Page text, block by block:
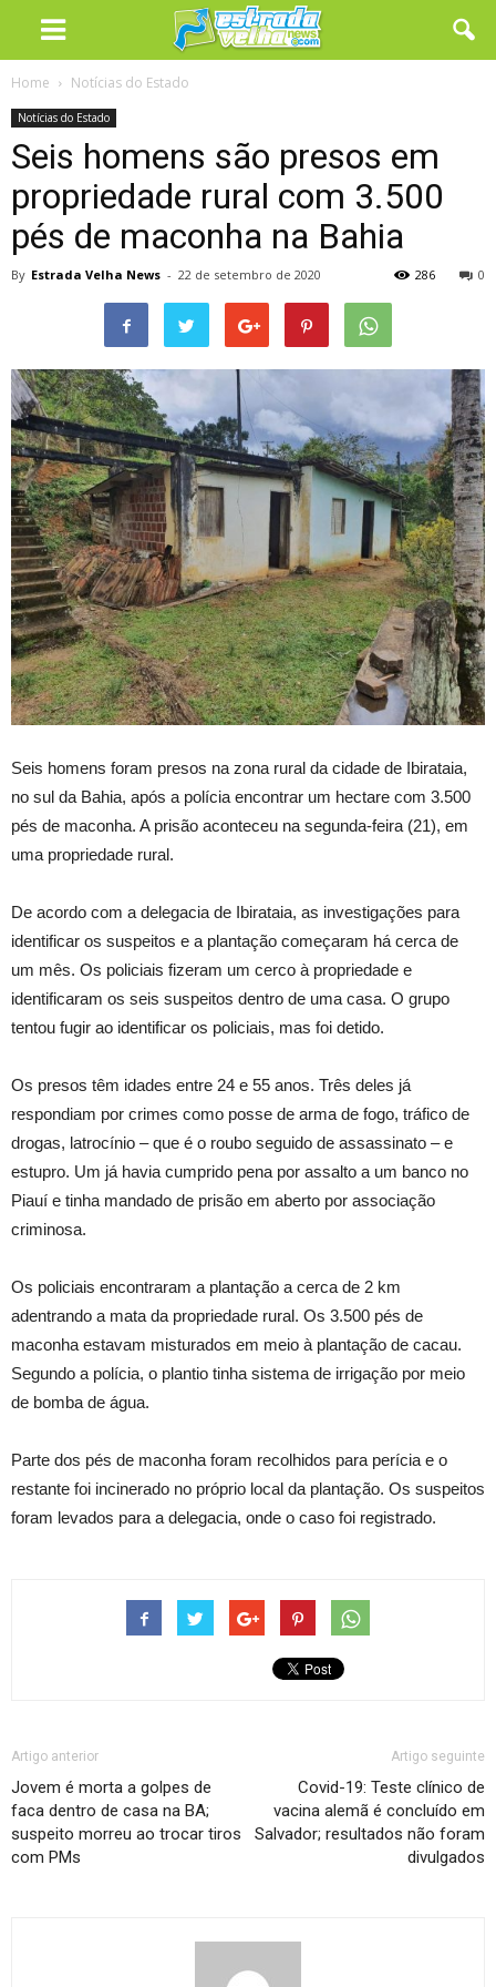
Home Notícias do Estado
Notícias do Estado
Seis homens são presos em
propriedade rural com 3.500
pés de maconha na Bahia
By Estrada Velha News - 22 de setembro de 2020 0
286
Seis homens foram presos na zona rural da cidade de Ibirataia,
no sul da Bahia, após a polícia encontrar um hectare com 3.500
pés de maconha. A prisão aconteceu na segunda-feira (21), em
uma propriedade rural.
De acordo com a delegacia de Ibirataia, as investigações para
identificar os suspeitos e a plantação começaram há cerca de
um mês. Os policiais fizeram um cerco à propriedade e
identificaram os seis suspeitos dentro de uma casa. O grupo
tentou fugir ao identificar os policiais, mas foi detido.
Os presos têm idades entre 24 e 55 anos. Três deles já
respondiam por crimes como posse de arma de fogo, tráfico de
drogas, latrocínio – que é o roubo seguido de assassinato – e
estupro. Um já havia cumprido pena por assalto a um banco no
Piauí e tinha mandado de prisão em aberto por associação
criminosa.
Os policiais encontraram a plantação a cerca de 2 km
adentrando a mata da propriedade rural. Os 3.500 pés de
maconha estavam misturados em meio à plantação de cacau.
Segundo a polícia, o plantio tinha sistema de irrigação por meio
de bomba de água.
Parte dos pés de maconha foram recolhidos para perícia e o
restante foi incinerado no próprio local da plantação. Os suspeitos
foram levados para a delegacia, onde o caso foi registrado.
Artigo anterior
Jovem é morta a golpes de
faca dentro de casa na BA;
suspeito morreu ao trocar tiros
com PMs
Artigo seguinte
Covid-19: Teste clínico de
vacina alemã é concluído em
Salvador; resultados não foram
divulgados